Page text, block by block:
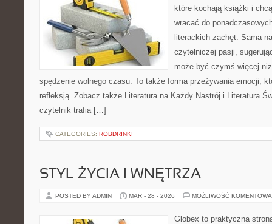
które kochają książki i
wracać do
literackich zachęt. Sama
czytelniczej pasji,
może być czymś więcej
spędzenie wolnego czasu. To także forma przeżywania emocji,
refleksją. Zobacz także Literatura na Każdy Nastrój i Literatura
czytelnik trafia […]
CATEGORIES: ROBDRINKI
STYL ŻYCIA I WNĘTRZA
POSTED BY ADMIN MAR - 28 - 2026 MOŻLIWOŚĆ
Globex to praktyczna